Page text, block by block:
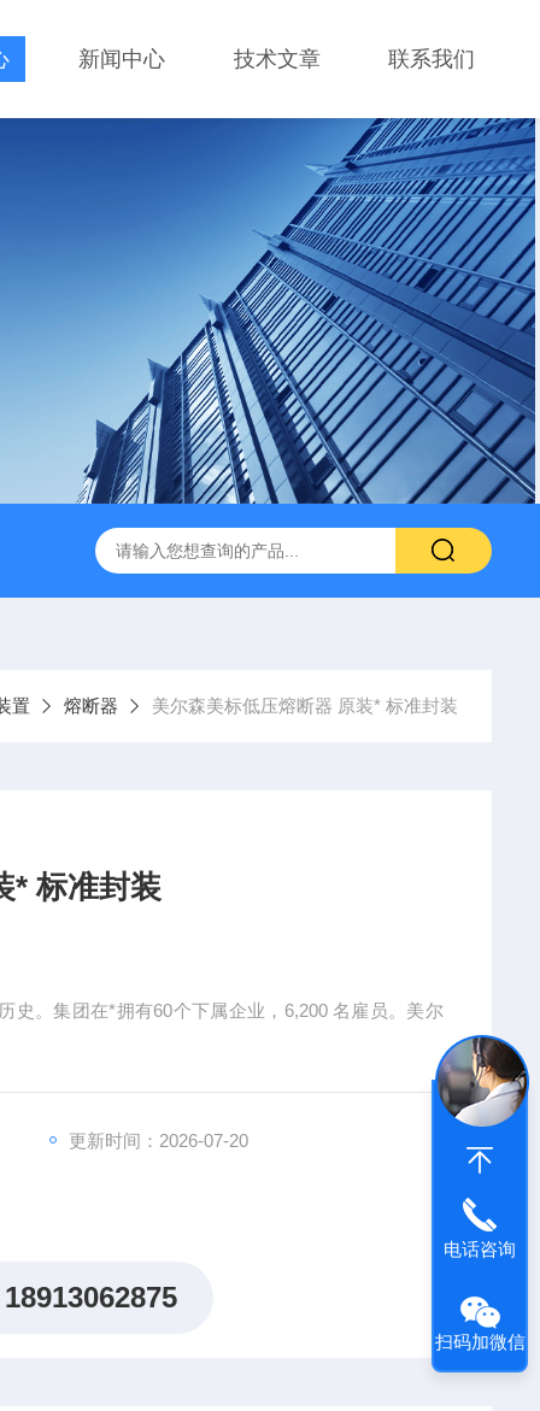
新闻中心 技术文章 联系我们
置 熔断器 美尔森美标低压熔断器 原装* 标准封装
* 标准封装
史。集团在*拥有60个下属企业，6,200 名雇员。美尔
更新时间：2026-07-20
18913062875
电话咨询
扫码加微信